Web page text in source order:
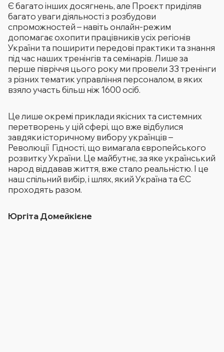
Є багато інших досягнень, але Проєкт приділяв
багато уваги діяльності з розбудови
спроможностей – навіть онлайн-режим
допомагає охопити працівників усіх регіонів
України та поширити передові практики та знання
під час наших тренінгів та семінарів. Лише за
перше півріччя цього року ми провели 33 тренінги
з різних тематик управління персоналом, в яких
взяло участь більш ніж 1600 осіб.
Це лише окремі приклади якісних та системних
перетворень у цій сфері, що вже відбулися
завдяки історичному вибору українців –
Революції Гідності, що вимагала європейського
розвитку України. Це майбутнє, за яке український
народ віддавав життя, вже стало реальністю. І це
наш спільний вибір, і шлях, який Україна та ЄС
проходять разом.
Юргіта Домейкієне